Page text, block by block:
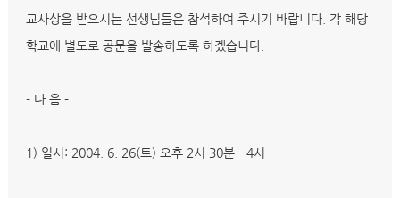
교사상을 받으시는 선생님들은 참석하여 주시기 바랍니다. 각 해당
학교에 별도로 공문을 발송하도록 하겠습니다.
- 다 음 -
1) 일시: 2004. 6. 26(토) 오후 2시 30분 - 4시